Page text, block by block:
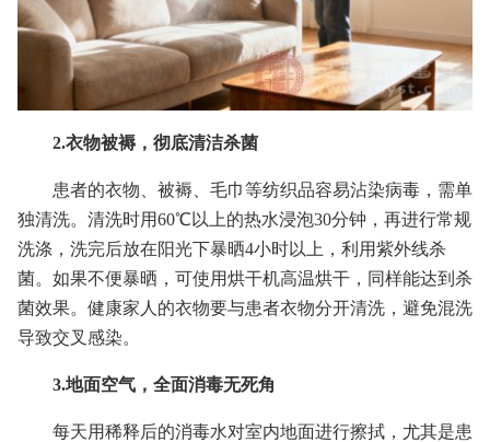
2.衣物被褥，彻底清洁杀菌
患者的衣物、被褥、毛巾等纺织品容易沾染病毒，需单
独清洗。清洗时用60℃以上的热水浸泡30分钟，再进行常规
洗涤，洗完后放在阳光下暴晒4小时以上，利用紫外线杀
菌。如果不便暴晒，可使用烘干机高温烘干，同样能达到杀
菌效果。健康家人的衣物要与患者衣物分开清洗，避免混洗
导致交叉感染。
3.地面空气，全面消毒无死角
每天用稀释后的消毒水对室内地面进行擦拭，尤其是患